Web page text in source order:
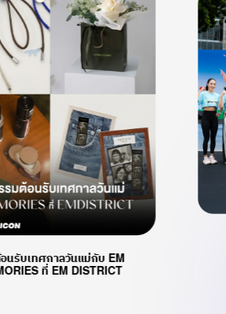
นรับเทศกาลวันแม่กับ EM
ที่ EM DISTRICT